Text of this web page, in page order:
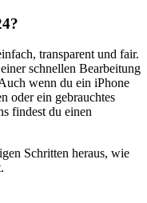
transparent und fair.
schnellen Bearbeitung
wenn du ein iPhone
oder ein gebrauchtes
findest du einen
Schritten heraus, wie